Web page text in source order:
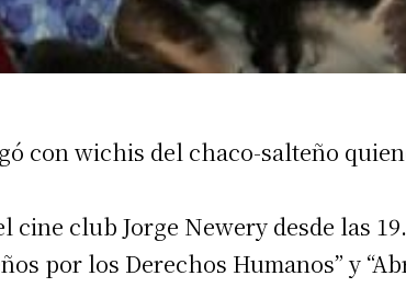
Nombre
con wichis del chaco-salteño
cine club Jorge Newery desde las
por los Derechos Humanos” y